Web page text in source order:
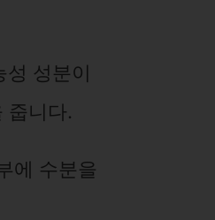
성분이
줍니다.
에 수분을